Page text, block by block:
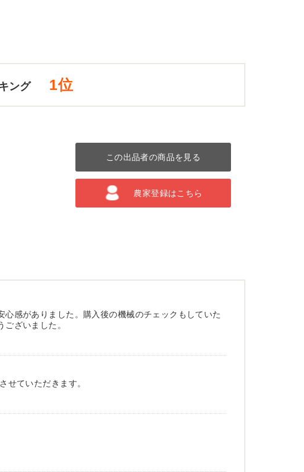
ング 1位
この出品者の商品を見る
農家登録はこちら
感がありました。購入後の機械のチェックもしていた
ざいました。
せていただきます。